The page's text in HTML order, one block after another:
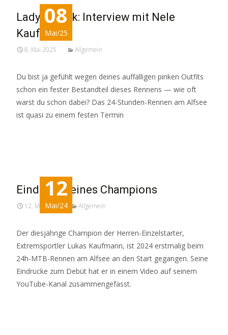
08
Mai/25
Lady in Pink: Interview mit Nele
Kaufmann
8. Mai 2025 Allgemein
Du bist ja gefühlt wegen deines auffälligen pinken Outfits
schon ein fester Bestandteil dieses Rennens — wie oft
warst du schon dabei? Das 24-Stunden-Rennen am Alfsee
ist quasi zu einem festen Termin
12
Mai/24
Eindrücke eines Champions
12. Mai 2024 Allgemein
Der diesjährige Champion der Herren-Einzelstarter,
Extremsportler Lukas Kaufmann, ist 2024 erstmalig beim
24h-MTB-Rennen am Alfsee an den Start gegangen. Seine
Eindrücke zum Debüt hat er in einem Video auf seinem
YouTube-Kanal zusammengefasst.